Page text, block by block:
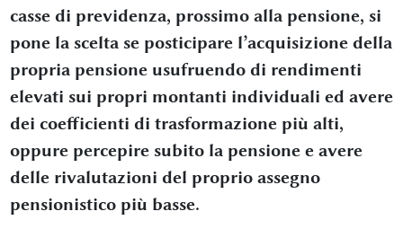
casse di previdenza, prossimo alla pensione, si
pone la scelta se posticipare l’acquisizione della
propria pensione usufruendo di rendimenti
elevati sui propri montanti individuali ed avere
dei coefficienti di trasformazione più alti,
oppure percepire subito la pensione e avere
delle rivalutazioni del proprio assegno
pensionistico più basse.